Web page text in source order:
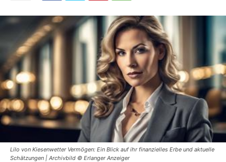
Lilo von Kiesenwetter Vermögen: Ein Blick auf ihr finanzielles Erbe und aktuelle
Schätzungen | Archivbild © Erlanger Anzeiger